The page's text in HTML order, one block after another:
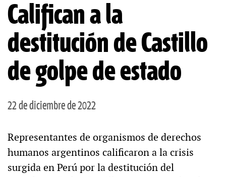
Califican a la
destitución de Castillo
de golpe de estado
22 de diciembre de 2022
Representantes de organismos de derechos
humanos argentinos calificaron a la crisis
surgida en Perú por la destitución del